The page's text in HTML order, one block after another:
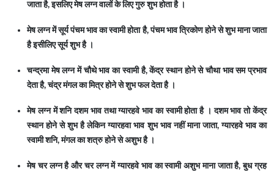
जाता है, इसलिए मेष लग्न वालों के लिए गुरु शुभ होता है ।
मेष लग्न में सूर्य पंचम भाव का स्वामी होता है, पंचम भाव त्रिकोण होने से शुभ माना जाता
है इसीलिए सूर्य शुभ है ।
चन्द्रमा मेष लग्न में चौथे भाव का स्वामी है, केंद्र स्थान होने से चौथा भाव सम प्रभाव
देता है, चंद्र मंगल का मित्र होने से शुभ फल देता है ।
मेष लग्न में शनि दशम भाव तथा ग्यारहवे भाव का स्वामी होता है । दशम भाव तो केंद्र
स्थान होने से शुभ है लेकिन ग्यारहवा भाव शुभ भाव नहीं माना जाता, ग्यारहवे भाव का
स्वामी शनि, मंगल का शत्रु होने से अशुभ है ।
मेष चर लग्न है और चर लग्न में ग्यारहवे भाव का स्वामी अशुभ माना जाता है, बुध ग्रह